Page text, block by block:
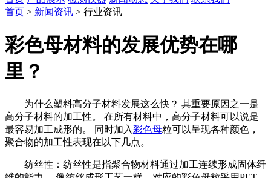
首页 > 新闻资讯 > 行业资讯
彩色母材料的发展优势在哪
里？
为什么塑料高分子材料发展这么快？ 其重要原因之一是
高分子材料的加工性。 在所有材料中，高分子材料可以说是
最容易加工成形的。 同时加入彩色母粒可以呈现各种颜色，
聚合物的加工性表现在以下几点。
纺丝性：纺丝性是指聚合物材料通过加工连续形成固体纤